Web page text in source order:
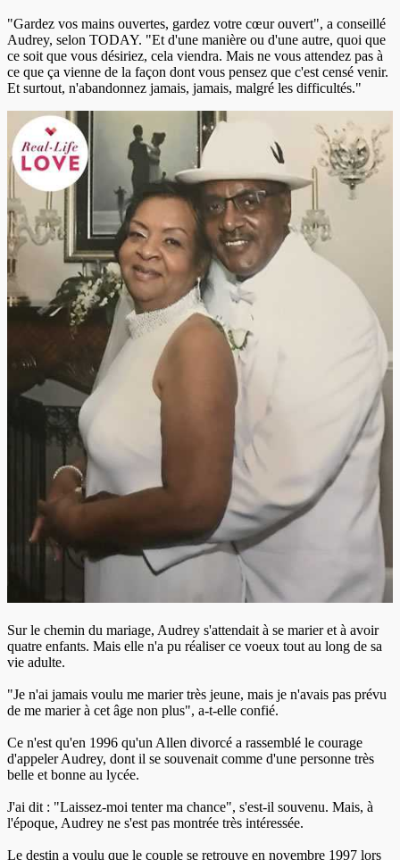
"Gardez vos mains ouvertes, gardez votre cœur ouvert", a conseillé
Audrey, selon TODAY. "Et d'une manière ou d'une autre, quoi que
ce soit que vous désiriez, cela viendra. Mais ne vous attendez pas à
ce que ça vienne de la façon dont vous pensez que c'est censé venir.
Et surtout, n'abandonnez jamais, jamais, malgré les difficultés."
Sur le chemin du mariage, Audrey s'attendait à se marier et à avoir
quatre enfants. Mais elle n'a pu réaliser ce voeux tout au long de sa
vie adulte.
"Je n'ai jamais voulu me marier très jeune, mais je n'avais pas prévu
de me marier à cet âge non plus", a-t-elle confié.
Ce n'est qu'en 1996 qu'un Allen divorcé a rassemblé le courage
d'appeler Audrey, dont il se souvenait comme d'une personne très
belle et bonne au lycée.
J'ai dit : "Laissez-moi tenter ma chance", s'est-il souvenu. Mais, à
l'époque, Audrey ne s'est pas montrée très intéressée.
Le destin a voulu que le couple se retrouve en novembre 1997 lors